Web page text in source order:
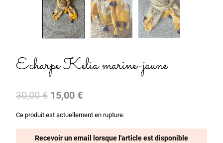
Echarpe Kelia marine-jaune
30,00€ Le
initial
était :
15,00 €Le
actuel
est :
Ce produit est actuellement en rupture.
Recevoir un email lorsque l'article est disponible